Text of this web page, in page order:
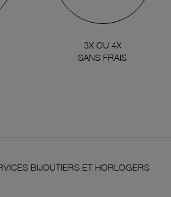
3X OU 4X
SANS FRAIS
BIJOUTIERS ET HORLOGERS